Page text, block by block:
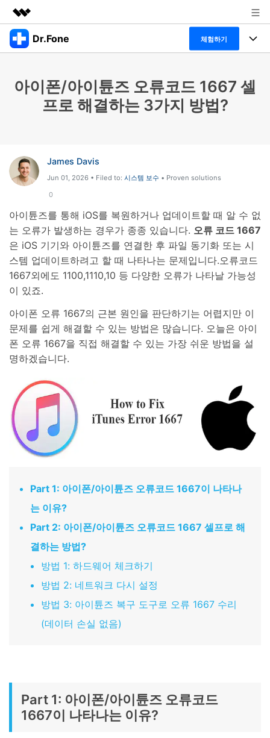
주요 제품
유틸리티
개요
회사 소개
플랜 및 가격
도움말 센터
Dr.Fone 체험하기
특징
프로그램
모바일
온라인
더 보기
닥터폰 하이라이트 살펴보기
사용 방법은 무엇입니까?
리소스
다운로드 센터
공식 설치 파일 및 최신 버전 업데이트를 제공
합니다.
리소스 허브
3,000개 이상의 사용 가이드, 전문가 팁 및 최
신 모바일 소식을 확인하세요.
사용 가이드
고객 지원
🔓️온라인 잠금 해제
iOS26 다운그레이드
무료 다운로드 로그인
검색하기
아이폰/아이튠즈 오류코드 1667 셀
프로 해결하는 3가지 방법?
James Davis
Jun 01, 2026 • Filed to: 시스템 보수• Proven solutions
0
아이튠즈를 통해 iOS를 복원하거나 업데이트할 때 알 수 없
는 오류가 발생하는 경우가 종종 있습니다. 오류 코드 1667
은 iOS 기기와 아이튠즈를 연결한 후 파일 동기화 또는 시
스템 업데이트하려고 할 때 나타나는 문제입니다.오류코드
1667외에도 1100,1110,10 등 다양한 오류가 나타날 가능성
이 있죠.
아이폰 오류 1667의 근본 원인을 판단하기는 어렵지만 이
문제를 쉽게 해결할 수 있는 방법은 많습니다. 오늘은 아이
폰 오류 1667을 직접 해결할 수 있는 가장 쉬운 방법을 설
명하겠습니다.
Part 1: 아이폰/아이튠즈 오류코드 1667이 나타나
는 이유?
Part 2: 아이폰/아이튠즈 오류코드 1667 셀프로 해
결하는 방법?
방법 1: 하드웨어 체크하기
방법 2: 네트워크 다시 설정
방법 3: 아이튠즈 복구 도구로 오류 1667 수리
(데이터 손실 없음)
Part 1: 아이폰/아이튠즈 오류코드
1667이 나타나는 이유?